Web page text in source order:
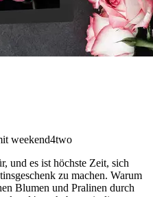
weekend4two
und es ist höchste Zeit, sich
zu machen. Warum
Blumen und Pralinen durch